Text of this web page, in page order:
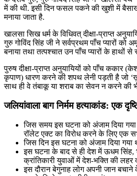
में की थी. इसी दिन फसल पकने की खुशी में
मनाया जाता है.
खालसा सिख धर्म के विधिवत् दीक्षा-प्राप्त
गुरु गोविंद सिंह जी ने सर्वप्रथम पाँच प्यारों को
बनाया तथा तत्पश्चात उन पाँच प्यारों के हाथों
पुरुष दीक्षा-प्राप्त अनुयायियों को पाँच ककार
कृपाण) धारण करने की शपथ लेनी पड़ती है जो
साथ ही वे तंबाकू या शराब का सेवन न करने की
जलियांवाला बाग निर्मम हत्याकांड: एक
जिस समय इस घटना को अंजाम दिया
रॉलेट एक्ट का विरोध करने के लिए एक
जिस दिन इस घटना को अंजाम दिया गया
इस घटना के बाद से ही देश में ऊधम सिंह,
क्रांतिकारी युवाओं में देश-भक्ति की लहर
इस दौरान बेगुनाह लोग अपनी जान